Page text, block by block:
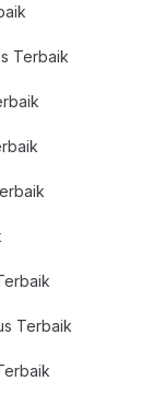
Terbaik
Terbaik